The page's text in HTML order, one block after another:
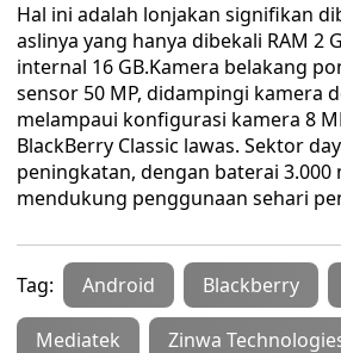
Hal ini adalah lonjakan signifikan
aslinya yang hanya dibekali RAM 2
internal 16 GB.Kamera belakang
sensor 50 MP, didampingi kamera
melampaui konfigurasi kamera 8
BlackBerry Classic lawas. Sektor
peningkatan, dengan baterai 3.000
mendukung penggunaan sehari
Tag: Android Blackberry
Mediatek Zinwa